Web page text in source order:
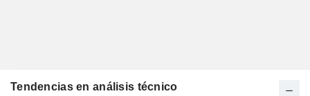
Tendencias en análisis técnico